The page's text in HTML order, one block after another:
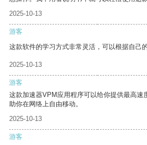
2025-10-13
游客
这款软件的学习方式非常灵活，可以根据自己
2025-10-13
游客
这款加速器VPM应用程序可以给你提供最高速
助你在网络上自由移动。
2025-10-13
游客